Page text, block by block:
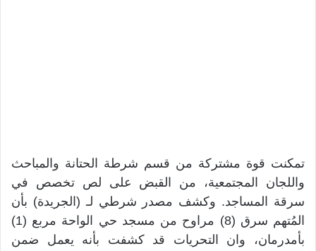
تمكنت قوة مشتركة من قسم شرطة الحتانة والمباحث
واللجان المجتمعية، من القبض على لص تخصص في
سرقة المساجد. وكشف مصدر شرطي لـ (الجريدة) بأن
المُتهم سرق (8) مراوح من مسجد حي الواحة مربع (1)
بأمدرمان، وان التحريات قد كشفت بأنه يعمل ضمن